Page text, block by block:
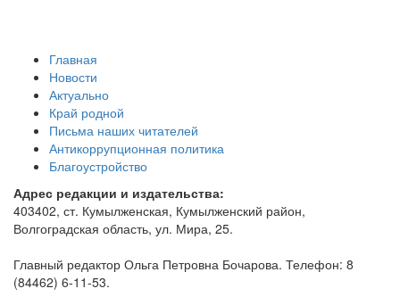
Главная
Новости
Актуально
Край родной
Письма наших читателей
Антикоррупционная политика
Благоустройство
Адрес редакции и издательства:
403402, ст. Кумылженская, Кумылженский район,
Волгоградская область, ул. Мира, 25.
Главный редактор Ольга Петровна Бочарова. Телефон: 8
(84462) 6-11-53.